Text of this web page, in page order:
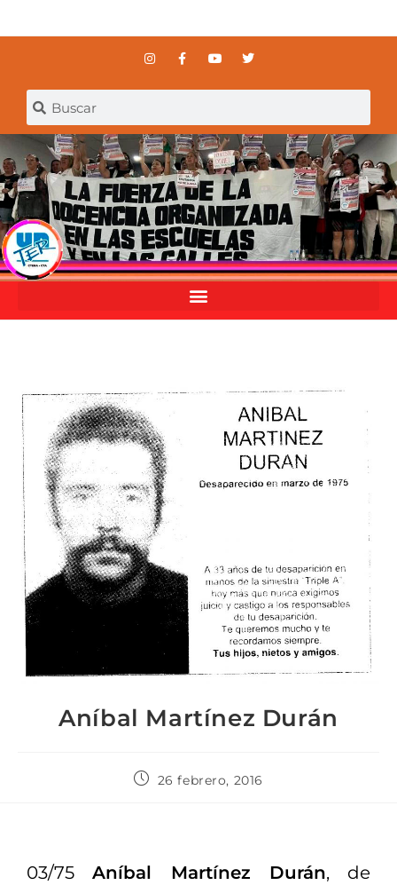
Aníbal Martínez Durán
26 febrero, 2016
03/75Aníbal Martínez Durán, de